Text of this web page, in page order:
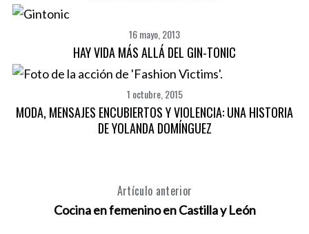
16 mayo, 2013
HAY VIDA MÁS ALLÁ DEL GIN-TONIC
1 octubre, 2015
MODA, MENSAJES ENCUBIERTOS Y VIOLENCIA: UNA HISTORIA
DE YOLANDA DOMÍNGUEZ
Artículo anterior
Cocina en femenino en Castilla y León
f